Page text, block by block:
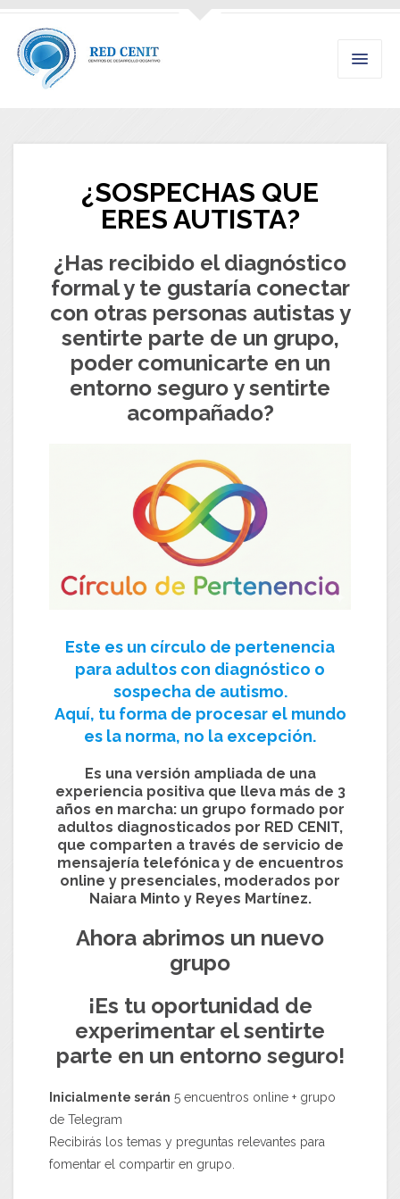
¿SOSPECHAS QUE
ERES AUTISTA?
¿Has recibido el diagnóstico
formal y te gustaría conectar
con otras personas autistas y
sentirte parte de un grupo,
poder comunicarte en un
entorno seguro y sentirte
acompañado?
Este es un círculo de pertenencia
para adultos con diagnóstico o
sospecha de autismo.
Aquí, tu forma de procesar el mundo
es la norma, no la excepción.
Es una versión ampliada de una
experiencia positiva que lleva más de 3
años en marcha: un grupo formado por
adultos diagnosticados por RED CENIT,
que comparten a través de servicio de
mensajería telefónica y de encuentros
online y presenciales, moderados por
Naiara Minto y Reyes Martínez.
Ahora abrimos un nuevo
grupo
¡Es tu oportunidad de
experimentar el sentirte
parte en un entorno seguro!
Inicialmente serán 5 encuentros online + grupo
de Telegram
Recibirás los temas y preguntas relevantes para
fomentar el compartir en grupo.